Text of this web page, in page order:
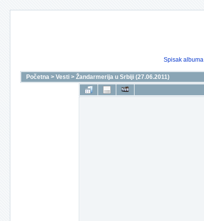
Spisak albuma
Početna > Vesti > Žandarmerija u Srbiji (27.06.2011)